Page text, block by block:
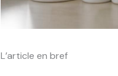
L’article en bref